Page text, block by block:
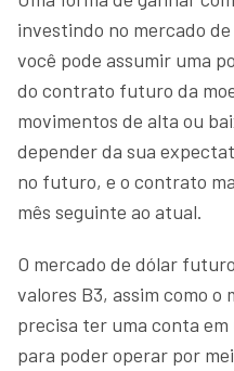
investindo no mercado
você pode assumir uma
do contrato futuro da
movimentos de alta ou
depender da sua
no futuro, e o contrato
mês seguinte ao atual.
O mercado de dólar
valores B3, assim como o
precisa ter uma conta
para poder operar por